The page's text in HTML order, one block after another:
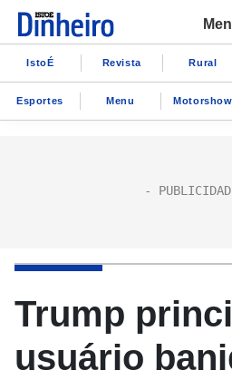
IstoÉ Revista Rural
Esportes Menu Motorshow
Trump
usuário